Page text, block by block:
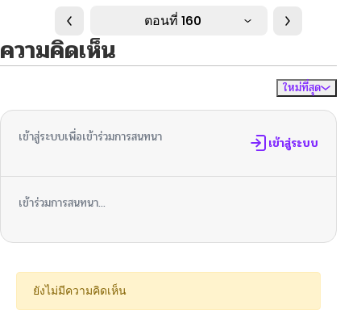
ตอนที่ 160
ความคิดเห็น
ใหม่ที่สุด
เข้าสู่ระบบเพื่อเข้าร่วมการสนทนา เข้าสู่ระบบ
เข้าร่วมการสนทนา...
ยังไม่มีความคิดเห็น